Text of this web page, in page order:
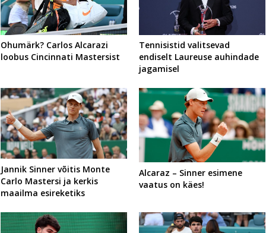
Ohumärk? Carlos Alcarazi
loobus Cincinnati Mastersist
Tennisistid valitsevad
endiselt Laureuse auhindade
jagamisel
Jannik Sinner võitis Monte
Carlo Mastersi ja kerkis
maailma esireketiks
Alcaraz – Sinner esimene
vaatus on käes!